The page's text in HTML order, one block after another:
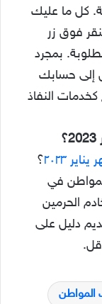
كل ما عليك
فوق زر
بمجرد
إلى حسابك
كخدمات النفاذ
٢٠٢٣
؟
في
من خادم الحرمين
دليل على